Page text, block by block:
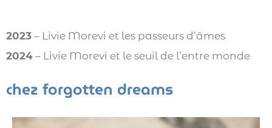
2023 – Livie Morevi et les passeurs d’âmes
2024 – Livie Morevi et le seuil de l’entre monde
chez forgotten dreams